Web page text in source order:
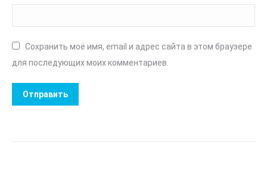
Сохранить моё имя, email и адрес сайта в этом браузере
для последующих моих комментариев.